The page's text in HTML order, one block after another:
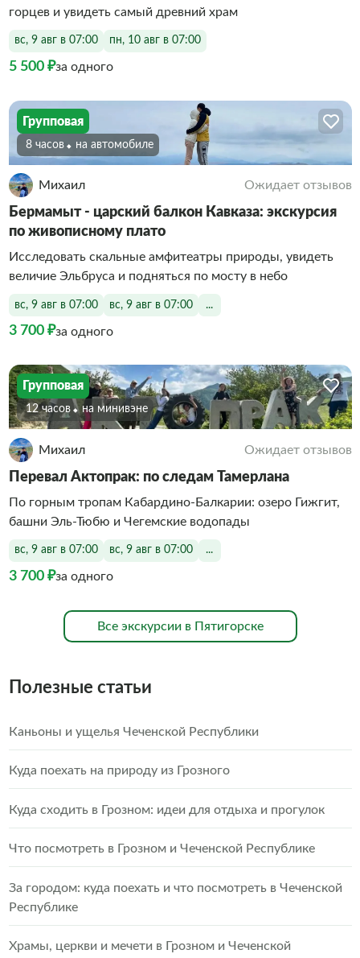
горцев и увидеть самый древний храм
вс, 9 авг в 07:00 пн, 10 авг в 07:00
5 500 ₽за одного
Групповая
8 часов На автомобиле
Михаил Ожидает отзывов
Бермамыт - царский балкон Кавказа: экскурсия
по живописному плато
Исследовать скальные амфитеатры природы, увидеть
величие Эльбруса и подняться по мосту в небо
вс, 9 авг в 07:00 вс, 9 авг в 07:00 ...
3 700 ₽за одного
Групповая
12 часов На минивэне
Михаил Ожидает отзывов
Перевал Актопрак: по следам Тамерлана
По горным тропам Кабардино‑Балкарии: озеро Гижгит,
башни Эль‑Тюбю и Чегемские водопады
вс, 9 авг в 07:00 вс, 9 авг в 07:00 ...
3 700 ₽за одного
Все экскурсии в Пятигорске
Полезные статьи
Каньоны и ущелья Чеченской Республики
Куда поехать на природу из Грозного
Куда сходить в Грозном: идеи для отдыха и прогулок
Что посмотреть в Грозном и Чеченской Республике
За городом: куда поехать и что посмотреть в Чеченской
Республике
Храмы, церкви и мечети в Грозном и Чеченской